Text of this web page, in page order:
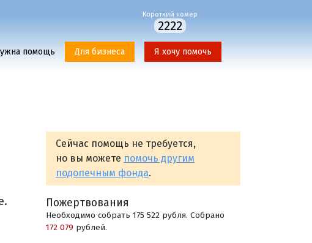
Короткий номер
2222
помощь Для бизнеса Я хочу помочь
Сейчас помощь не требуется,
но вы можете помочь другим
подопечным фонда.
Пожертвования
Необходимо собрать 175 522 рубля. Собрано
172 079 рублей.